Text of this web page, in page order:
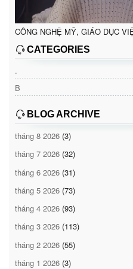
CÔNG NGHỆ MỸ, GIÁO DỤC
CATEGORIES
.
B
BLOG ARCHIVE
tháng 8 2026 (3)
tháng 7 2026 (32)
tháng 6 2026 (31)
tháng 5 2026 (73)
tháng 4 2026 (93)
tháng 3 2026 (113)
tháng 2 2026 (55)
tháng 1 2026 (3)